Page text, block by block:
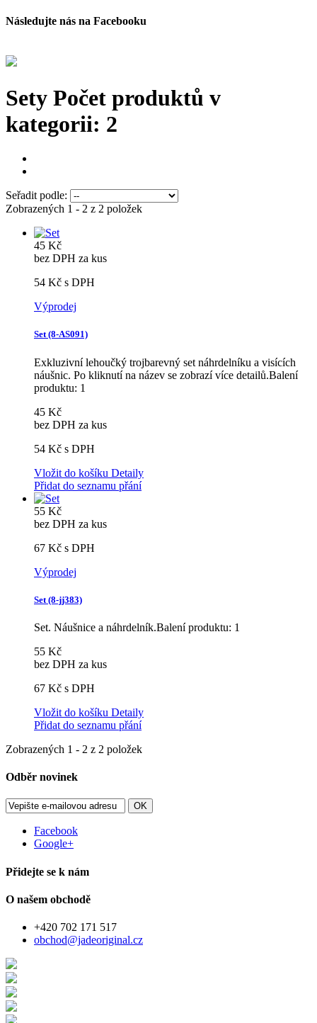
Následujte nás na Facebooku
Sety Počet produktů v
kategorii: 2
Seřadit podle:
Zobrazených 1 - 2 z 2 položek
45 Kč
bez DPH za kus
54 Kč s DPH
Výprodej
Set (8-AS091)
Exkluzivní lehoučký trojbarevný set náhrdelníku a visících
náušnic. Po kliknutí na název se zobrazí více detailů.Balení
produktu: 1
45 Kč
bez DPH za kus
54 Kč s DPH
Vložit do košíku Detaily
Přidat do seznamu přání
55 Kč
bez DPH za kus
67 Kč s DPH
Výprodej
Set (8-jj383)
Set. Náušnice a náhrdelník.Balení produktu: 1
55 Kč
bez DPH za kus
67 Kč s DPH
Vložit do košíku Detaily
Přidat do seznamu přání
Zobrazených 1 - 2 z 2 položek
Odběr novinek
OK
Facebook
Google+
Přidejte se k nám
O našem obchodě
+420 702 171 517
obchod@jadeoriginal.cz